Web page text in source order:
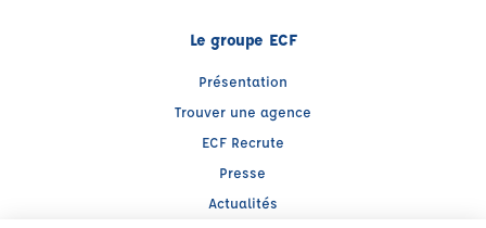
Le groupe ECF
Présentation
Trouver une agence
ECF Recrute
Presse
Actualités